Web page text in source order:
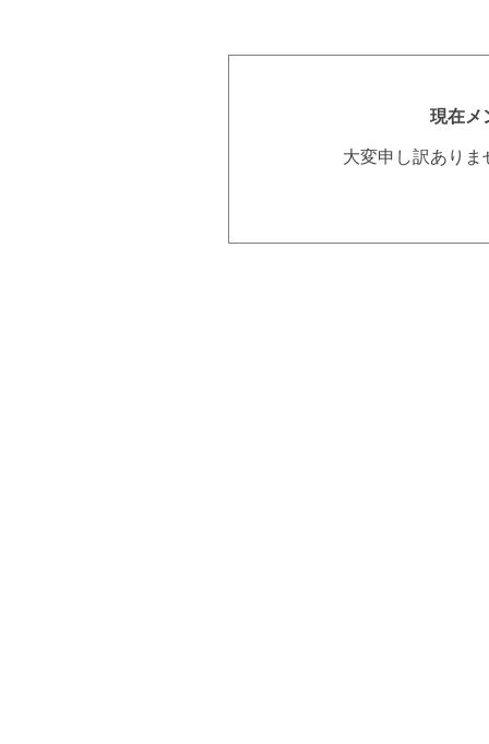
現在メ
大変申し訳あり